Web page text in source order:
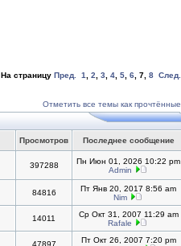
На страницу Пред. 1 2 3 4 5 6 7 8 След.
Отметить все темы как прочтённые
Просмотров Последнее сообщение
397288
Пн Июн 01, 2026 10:22 pm
Admin
84816
Пт Янв 20, 2017 8:56 am
Nim
14011
Ср Окт 31, 2007 11:29 am
Rafale
47897
Пт Окт 26, 2007 7:20 pm